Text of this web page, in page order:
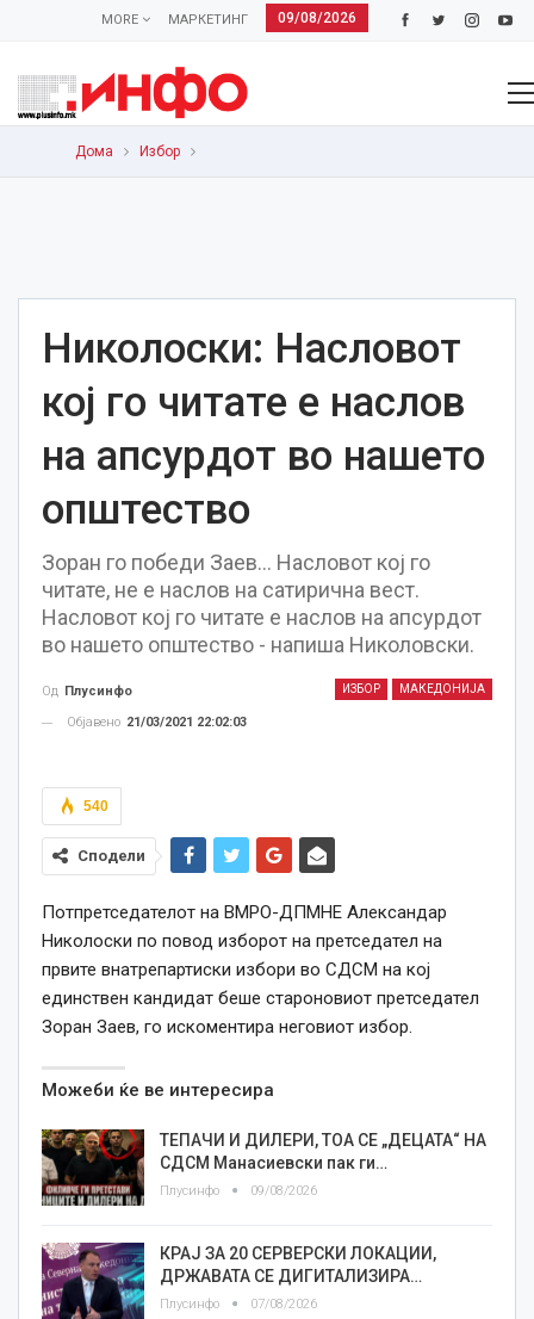
09/08/2026
МАРКЕТИНГ
MORE
Дома Избор
Николоски: Насловот
кој го читате е наслов
на апсурдот во нашето
општество
Зоран го победи Заев… Насловот кој го
читате, не е наслов на сатирична вест.
Насловот кој го читате е наслов на апсурдот
во нашето општество - напиша Николовски.
ИЗБОР МАКЕДОНИЈА
Од Плусинфо
Објавено 21/03/2021 22:02:03
540
Сподели
Потпретседателот на ВМРО-ДПМНЕ Александар
Николоски по повод изборот на претседател на
првите внатрепартиски избори во СДСМ на кој
единствен кандидат беше староновиот претседател
Зоран Заев, го искоментира неговиот избор.
Можеби ќе ве интересира
TEПАЧИ И ДИЛЕРИ, ТОА СЕ „ДЕЦАТА“ НА
СДСМ Манасиевски пак ги…
Плусинфо 09/08/2026
КРАЈ ЗА 20 СЕРВЕРСКИ ЛОКАЦИИ,
ДРЖАВАТА СЕ ДИГИТАЛИЗИРА…
Плусинфо 07/08/2026